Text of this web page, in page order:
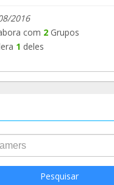
2016
com 2 Grupos
1 deles
Pesquisar